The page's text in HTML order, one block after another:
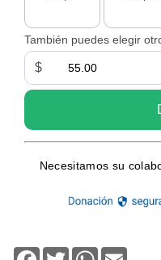
Facebook
TwitterWhatsApp